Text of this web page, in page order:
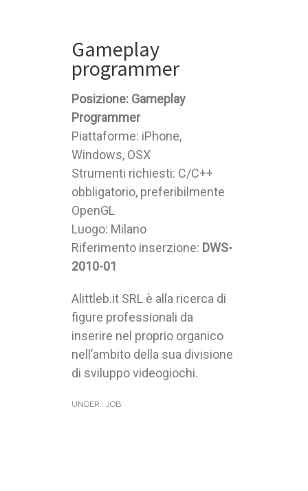
Gameplay
programmer
Posizione: Gameplay
Programmer
Piattaforme: iPhone,
Windows, OSX
Strumenti richiesti: C/C++
obbligatorio, preferibilmente
OpenGL
Luogo: Milano
Riferimento inserzione: DWS-
2010-01
Alittleb.it SRL è alla ricerca di
figure professionali da
inserire nel proprio organico
nell’ambito della sua divisione
di sviluppo videogiochi.
UNDER : JOB